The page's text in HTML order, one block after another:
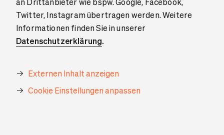
Twitter, Instagram übertragen werden. Weitere
Informationen finden Sie in unserer
Datenschutzerklärung.
Externen Inhalt anzeigen
Cookie Einstellungen anpassen